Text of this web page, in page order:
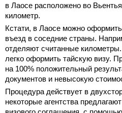
в Лаосе расположено во
километр.
Кстати, в Лаосе можно
въезд в соседние страны.
отделяют считанные
легко оформить тайскую визу.
на 100% положительный
документов и невысокую
Процедура действует в
некоторые агентства